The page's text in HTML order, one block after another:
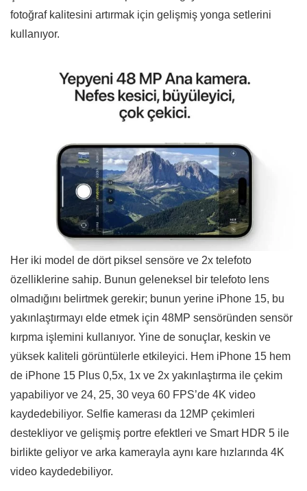
fotoğraf kalitesini artırmak için gelişmiş yonga setlerini
kullanıyor.
Her iki model de dört piksel sensöre ve 2x telefoto
özelliklerine sahip. Bunun geleneksel bir telefoto lens
olmadığını belirtmek gerekir; bunun yerine iPhone 15, bu
yakınlaştırmayı elde etmek için 48MP sensöründen sensör
kırpma işlemini kullanıyor. Yine de sonuçlar, keskin ve
yüksek kaliteli görüntülerle etkileyici. Hem iPhone 15 hem
de iPhone 15 Plus 0,5x, 1x ve 2x yakınlaştırma ile çekim
yapabiliyor ve 24, 25, 30 veya 60 FPS’de 4K video
kaydedebiliyor. Selfie kamerası da 12MP çekimleri
destekliyor ve gelişmiş portre efektleri ve Smart HDR 5 ile
birlikte geliyor ve arka kamerayla aynı kare hızlarında 4K
video kaydedebiliyor.